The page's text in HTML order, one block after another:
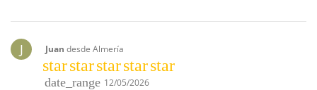
J Juan desde Almería
starstarstarstarstar
date_range 12/05/2026